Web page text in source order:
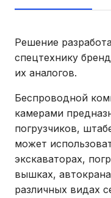
Решение
спецтехнику
их аналогов.
Беспроводной
камерами
погрузчиков,
может
экскаваторах,
вышках,
различных видах